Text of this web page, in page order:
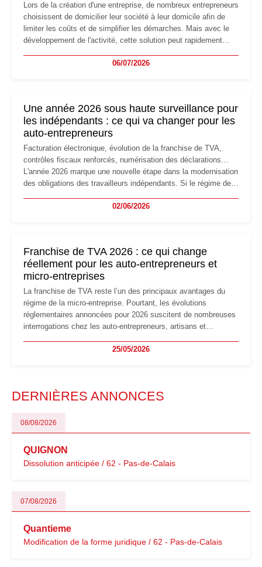
Lors de la création d'une entreprise, de nombreux entrepreneurs
choisissent de domicilier leur société à leur domicile afin de
limiter les coûts et de simplifier les démarches. Mais avec le
développement de l'activité, cette solution peut rapidement
professionnels, recrutement, image de marque… Le
06/07/2026
Une année 2026 sous haute surveillance pour
les indépendants : ce qui va changer pour les
auto-entrepreneurs
Facturation électronique, évolution de la franchise de TVA,
contrôles fiscaux renforcés, numérisation des déclarations…
L'année 2026 marque une nouvelle étape dans la modernisation
des obligations des travailleurs indépendants. Si le régime de
les auto-entrepreneurs devront s'adapter à un environnement
02/06/2026
Franchise de TVA 2026 : ce qui change
réellement pour les auto-entrepreneurs et
micro-entreprises
La franchise de TVA reste l’un des principaux avantages du
régime de la micro-entreprise. Pourtant, les évolutions
réglementaires annoncées pour 2026 suscitent de nombreuses
interrogations chez les auto-entrepreneurs, artisans et
facturation ou risque de bascule vers la TVA : les règles
25/05/2026
DERNIÈRES ANNONCES
08/08/2026
QUIGNON
Dissolution anticipée / 62 - Pas-de-Calais
07/08/2026
Quantieme
Modification de la forme juridique / 62 - Pas-de-Calais